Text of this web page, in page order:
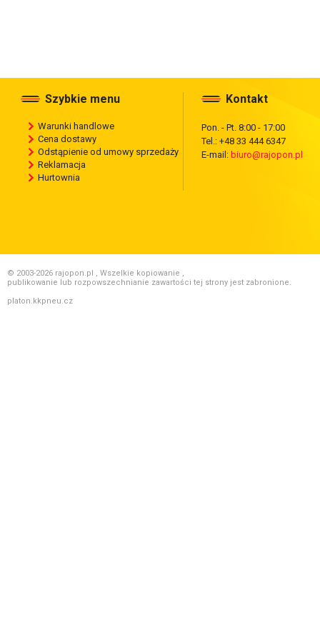
Szybkie menu
Warunki handlowe
Cena dostawy
Odstąpienie od umowy sprzedaży
Reklamacja
Hurtownia
Kontakt
Pon. - Pt. 8:00 - 17:00
Tel.: +48 33 444 6347
E-mail: biuro@rajopon.pl
© 2003-2026 rajopon.pl , Wszelkie kopiowanie ,
publikowanie lub rozpowszechnianie zawartości tej strony jest zabronione.
platon.kkpneu.cz